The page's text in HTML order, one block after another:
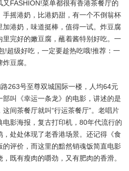
FASHION!菜单都很有香港茶餐厅的
手摇港奶，比港奶甜，有一个不倒翁杯
港奶，味道挺棒，值得一试。炸豆腐
完好的嫩豆腐，蘸着酱特别好吃。一
!超级好吃，一定要趁热吃哦!推荐：一
豆腐。
263号至尊双城国际一楼，人均64元
叫《幸运一条龙》的电影，讲述的是
间茶餐厅就叫“行运茶餐厅”。老唱片
影海报，复古打印机，80年代流行的
处处体现了老香港场景。还记得《食
评价，而这里的黯然销魂饭简直电影
既有瘦肉的嚼劲，又有肥肉的香滑。